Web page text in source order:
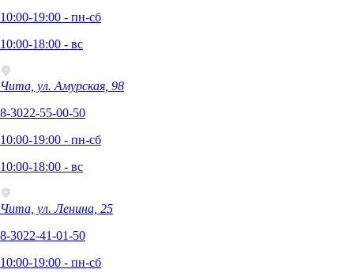
10:00-19:00 - пн-сб
10:00-18:00 - вс
Чита, ул. Амурская, 98
8-3022-55-00-50
10:00-19:00 - пн-сб
10:00-18:00 - вс
Чита, ул. Ленина, 25
8-3022-41-01-50
10:00-19:00 - пн-сб